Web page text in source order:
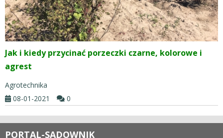
Jak i kiedy przycinać porzeczki czarne, kolorowe i
agrest
Agrotechnika
08-01-2021
0
PORTAL-SADOWNIK